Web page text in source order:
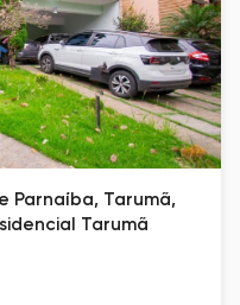
Parnaíba, Tarumã,
Tarumã